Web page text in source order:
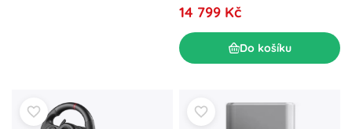
14 799 Kč
Do košíku